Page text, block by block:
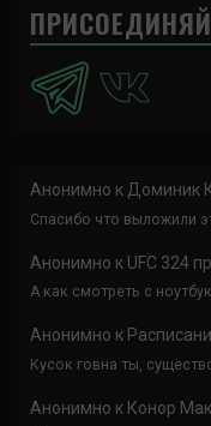
Анонимно к Доминик
Спасибо что выложили
Анонимно к UFC 324
А как смотреть с
Анонимно к
Кусок говна ты,
Анонимно к Конор